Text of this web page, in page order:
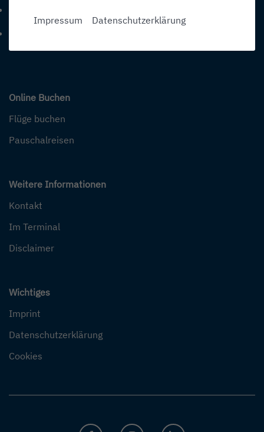
Telefonnummer: 4 9 0 7 5 4 1 2 8 4 0
Online Buchen
Flüge buchen
Pauschalreisen
Weitere Informationen
Kontakt
Im Terminal
Disclaimer
Wichtiges
Imprint
Datenschutzerklärung
Cookies
Impressum Datenschutzerklärung